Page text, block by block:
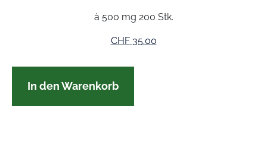
à 500 mg 200 Stk.
CHF35.00
In den Warenkorb